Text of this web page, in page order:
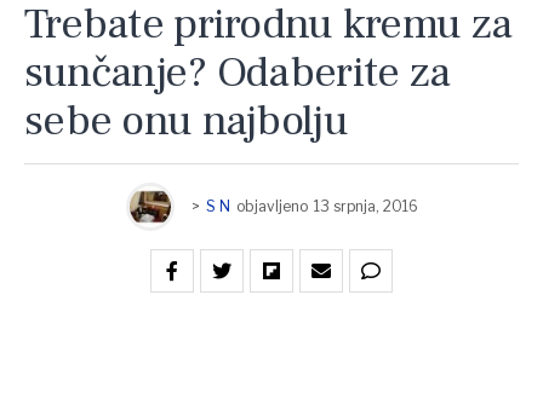
Trebate prirodnu kremu za
sunčanje? Odaberite za
sebe onu najbolju
> S N objavljeno 13 srpnja, 2016